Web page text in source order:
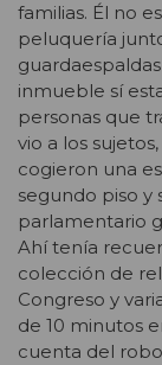
familias. Él no
peluquería
inmueble sí
personas que
vio a los
cogieron una
segundo piso y
parlamentario
Ahí tenía
colección de
Congreso y
de 10 minutos
cuenta del